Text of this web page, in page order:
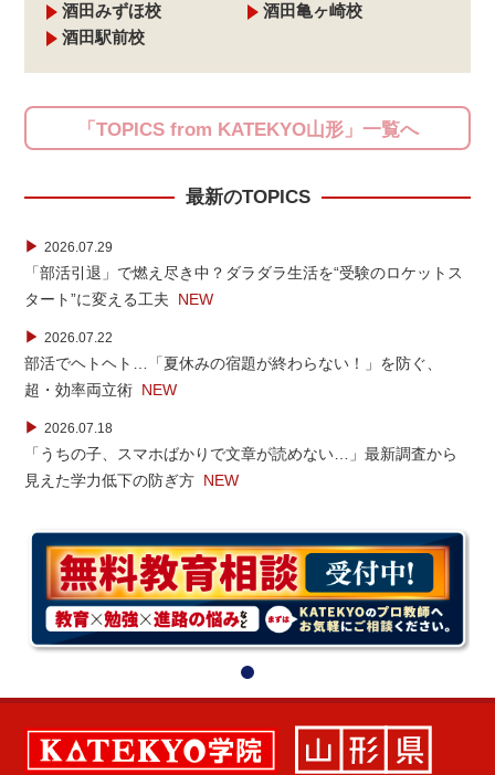
酒田みずほ校
酒田亀ヶ崎校
酒田駅前校
「TOPICS from KATEKYO山形」一覧へ
最新のTOPICS
▶ 2026.07.29
「部活引退」で燃え尽き中？ダラダラ生活を“受験のロケットス
タート”に変える工夫 NEW
▶ 2026.07.22
部活でヘトヘト…「夏休みの宿題が終わらない！」を防ぐ、
超・効率両立術 NEW
▶ 2026.07.18
「うちの子、スマホばかりで文章が読めない…」最新調査から
見えた学力低下の防ぎ方 NEW